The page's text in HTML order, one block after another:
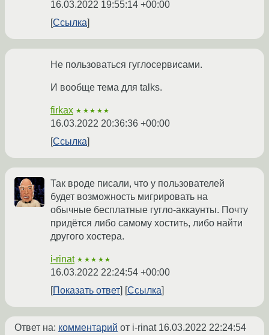
16.03.2022 19:55:14 +00:00
Ссылка
Не пользоваться гуглосервисами.
И вообще тема для talks.
firkax ★★★★★
16.03.2022 20:36:36 +00:00
Ссылка
Так вроде писали, что у пользователей
будет возможность мигрировать на
обычные бесплатные гугло-аккаунты. Почту
придётся либо самому хостить, либо найти
другого хостера.
i-rinat ★★★★★
16.03.2022 22:24:54 +00:00
Показать ответ
Ссылка
Ответ на: комментарий от i-rinat 16.03.2022 22:24:54